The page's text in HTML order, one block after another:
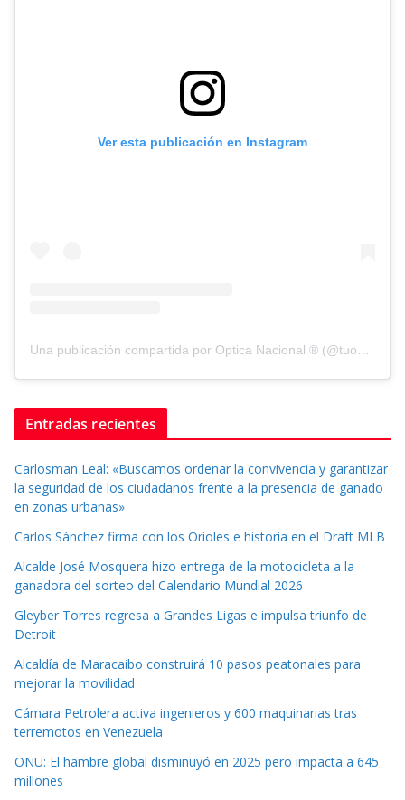
Ver esta publicación en Instagram
Una publicación compartida por Optica Nacional ® (@tuopticanacional)
Entradas recientes
Carlosman Leal: «Buscamos ordenar la convivencia y garantizar
la seguridad de los ciudadanos frente a la presencia de ganado
en zonas urbanas»
Carlos Sánchez firma con los Orioles e historia en el Draft MLB
Alcalde José Mosquera hizo entrega de la motocicleta a la
ganadora del sorteo del Calendario Mundial 2026
Gleyber Torres regresa a Grandes Ligas e impulsa triunfo de
Detroit
Alcaldía de Maracaibo construirá 10 pasos peatonales para
mejorar la movilidad
Cámara Petrolera activa ingenieros y 600 maquinarias tras
terremotos en Venezuela
ONU: El hambre global disminuyó en 2025 pero impacta a 645
millones